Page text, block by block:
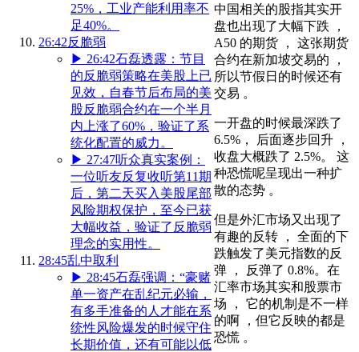
25%，工业产能利用率不
足40%。
26:42反脆弱
▶ 26:42石磊透露：节目
的反脆弱策略在美股上已
见效，自春节后布局的美
股反脆弱合约在一个半月
内上涨了60%，验证了系
统化配置的威力。
▶ 27:47听众真实案例：
一位听友反复收听第11期
后，第二天买入美股尾部
风险期权保护，至今已获
大幅收益，验证了反脆弱
理念的实用性。
28:45乱中取利
▶ 28:45石磊强调：“豪赌
单一资产在乱纪元必输，
有多手准备的人才能在系
统性风险爆发的时候守住
长期价值，还有可能以低
中国相关的股指其实开
盘也出现了大幅下跌 ，
A50 的期货 ， 这张期货
合约在新加坡交易的 ，
所以节假日的时候还有
交易 。
一开盘的时候最深跌了
6.5%， 后面逐步回升 ，
收盘大概跌了 2.5%。 这
种恐慌呢呈现出一种扩
散的态势 。
但是外汇市场又出现了
有趣的反转 ， 全面的下
跌触发了美元指数的反
弹 ， 反弹了 0.8%。在
汇率市场其实和股票市
场 ， 它的机制是不一样
的啊 ，但它反映的都是
恐慌 。